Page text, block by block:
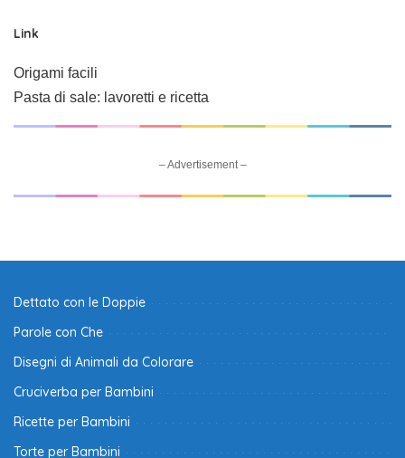
Link
Origami facili
Pasta di sale: lavoretti e ricetta
– Advertisement –
Dettato con le Doppie
Parole con Che
Disegni di Animali da Colorare
Cruciverba per Bambini
Ricette per Bambini
Torte per Bambini